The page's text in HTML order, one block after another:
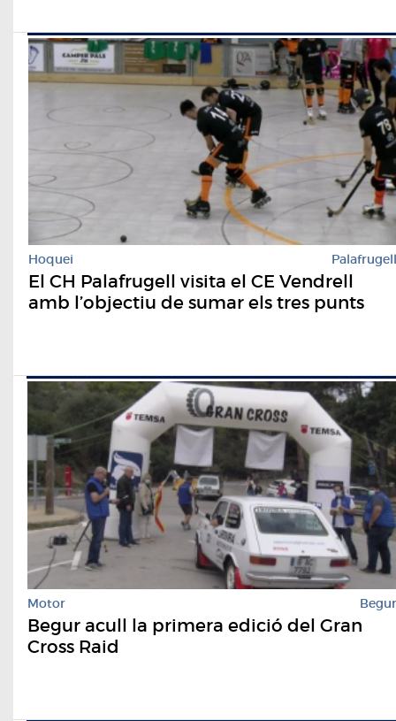
Hoquei Palafrugell
El CH Palafrugell visita el CE Vendrell
amb l’objectiu de sumar els tres punts
Motor Begur
Begur acull la primera edició del Gran
Cross Raid